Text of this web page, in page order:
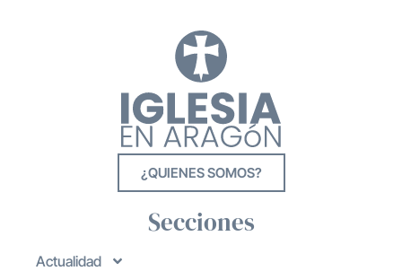
¿QUIENES SOMOS?
Secciones
Actualidad